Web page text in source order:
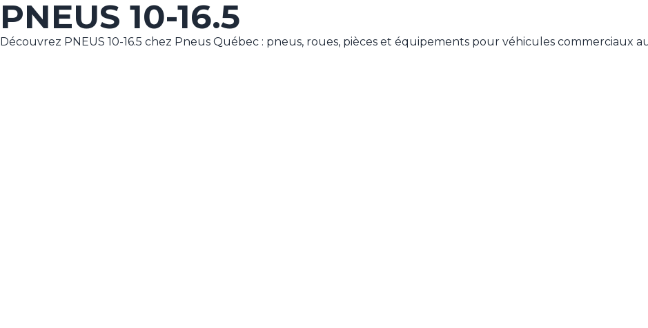
PNEUS 10-16.5
Découvrez PNEUS 10-16.5 chez Pneus Québec : pneus, roues, pièces et équipements pour véhicules commerciaux